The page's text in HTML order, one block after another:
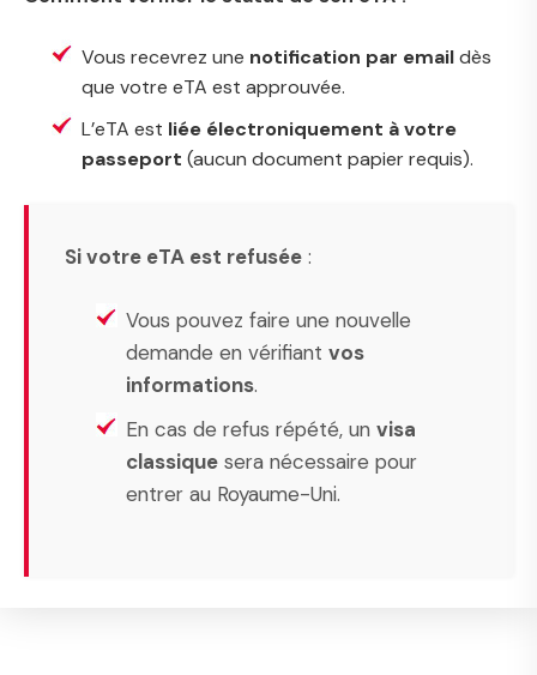
Vous recevrez une notification par emaildès
que votre eTA est approuvée.
L’eTA est liée électroniquement à votre
passeport (aucun document papier requis).
Si votre eTA est refusée :
Vous pouvez faire une nouvelle
demande en vérifiant vos
informations.
En cas de refus répété, un visa
classique sera nécessaire pour
entrer au Royaume-Uni.